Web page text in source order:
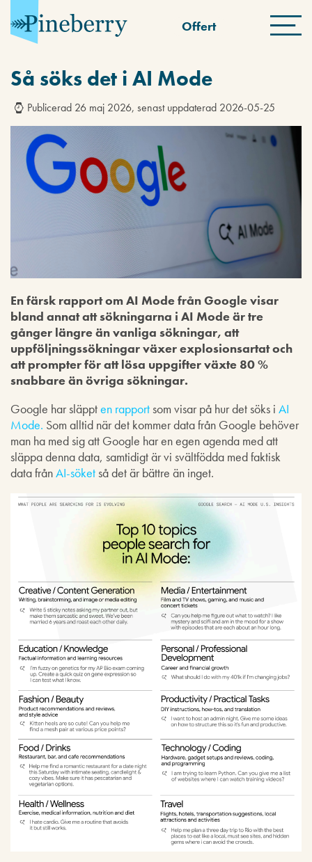
Offert
Så söks det i AI Mode
Publicerad 26 maj 2026, senast uppdaterad 2026-05-25
En färsk rapport om AI Mode från Google visar
bland annat att sökningarna i AI Mode är tre
gånger längre än vanliga sökningar, att
uppföljningssökningar växer explosionsartat och
att prompter för att lösa uppgifter växte 80 %
snabbare än övriga sökningar.
Google har släppten rapportsom visar på hur det söks i AI
Mode. Som alltid när det kommer data från Google behöver
man ha med sig att Google har en egen agenda med att
släppa denna data, samtidigt är vi svältfödda med faktisk
data frånAI-söketså det är bättre än inget.